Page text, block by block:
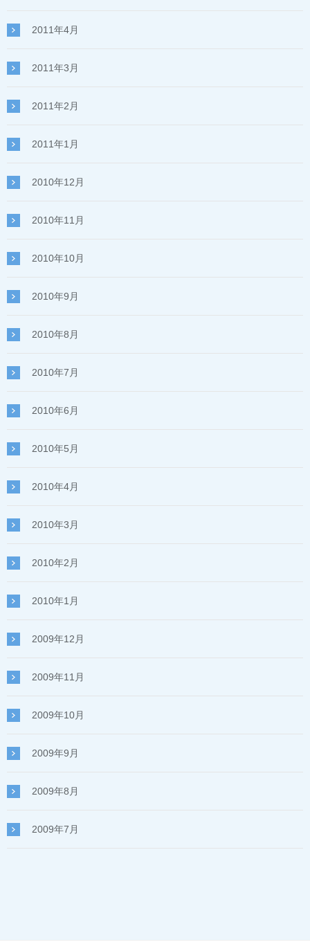
2011年4月
2011年3月
2011年2月
2011年1月
2010年12月
2010年11月
2010年10月
2010年9月
2010年8月
2010年7月
2010年6月
2010年5月
2010年4月
2010年3月
2010年2月
2010年1月
2009年12月
2009年11月
2009年10月
2009年9月
2009年8月
2009年7月